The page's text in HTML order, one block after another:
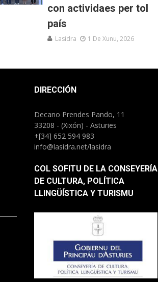
con actividaes per tol
país
Lasidra 1 De Xunu, 2026
DIRECCIÓN
Decano Prendes Pando, 11
33208 - (Xixón) - Asturies
+[34] 652 594 983
info@lasidra.net/lasidra
COL SOFITU DE LA CONSEYERÍA
DE CULTURA, POLÍTICA
LLINGÜÍSTICA Y TURISMU